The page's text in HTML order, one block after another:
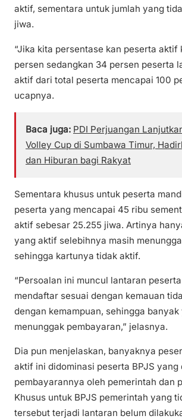
aktif, sementara untuk jumlah yang
jiwa.
“Jika kita persentase kan peserta aktif
persen sedangkan 34 persen peserta
aktif dari total peserta mencapai 100
ucapnya.
Baca juga: PDI Perjuangan
Volley Cup di Sumbawa Timur,
dan Hiburan bagi Rakyat
Sementara khusus untuk peserta
peserta yang mencapai 45 ribu
aktif sebesar 25.255 jiwa. Artinya
yang aktif selebihnya masih
sehingga kartunya tidak aktif.
“Persoalan ini muncul lantaran
mendaftar sesuai dengan kemauan
dengan kemampuan, sehingga banyak
menunggak pembayaran,” jelasnya.
Dia pun menjelaskan, banyaknya
aktif ini didominasi peserta BPJS yang
pembayarannya oleh pemerintah dan
Khusus untuk BPJS pemerintah yang
tersebut terjadi lantaran belum